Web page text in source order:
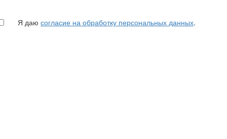
Я даю согласие на обработку персональных данных.